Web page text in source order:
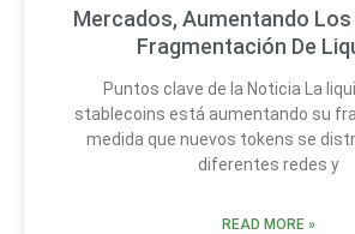
Mercados, Aumentando Los
Fragmentación De
Puntos clave de la Noticia La
stablecoins está aumentando su
medida que nuevos tokens se
diferentes redes y
READ MORE »